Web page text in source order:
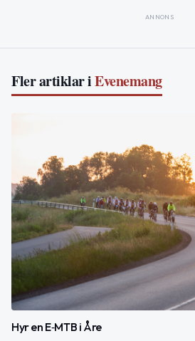
ANNONS
Fler artiklar iEvenemang
Hyr en E‑MTB i Åre